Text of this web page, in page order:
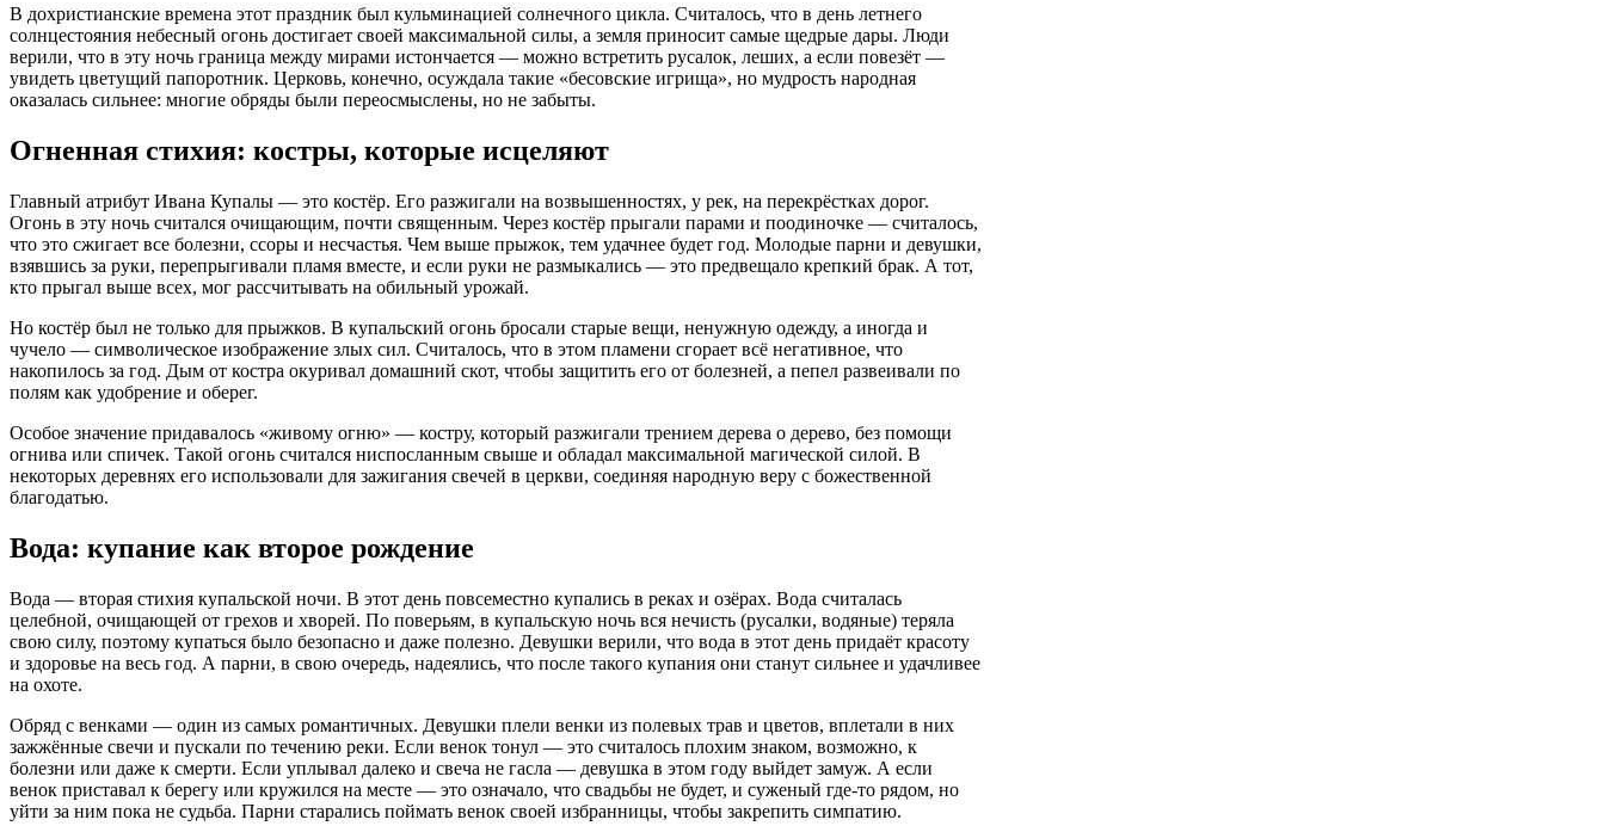
В дохристианские времена этот праздник был кульминацией солнечного цикла. Считалось, что в день летнего
солнцестояния небесный огонь достигает своей максимальной силы, а земля приносит самые щедрые дары. Люди
верили, что в эту ночь граница между мирами истончается — можно встретить русалок, леших, а если повезёт —
увидеть цветущий папоротник. Церковь, конечно, осуждала такие «бесовские игрища», но мудрость народная
оказалась сильнее: многие обряды были переосмыслены, но не забыты.
Огненная стихия: костры, которые исцеляют
Главный атрибут Ивана Купалы — это костёр. Его разжигали на возвышенностях, у рек, на перекрёстках дорог.
Огонь в эту ночь считался очищающим, почти священным. Через костёр прыгали парами и поодиночке — считалось,
что это сжигает все болезни, ссоры и несчастья. Чем выше прыжок, тем удачнее будет год. Молодые парни и девушки,
взявшись за руки, перепрыгивали пламя вместе, и если руки не размыкались — это предвещало крепкий брак. А тот,
кто прыгал выше всех, мог рассчитывать на обильный урожай.
Но костёр был не только для прыжков. В купальский огонь бросали старые вещи, ненужную одежду, а иногда и
чучело — символическое изображение злых сил. Считалось, что в этом пламени сгорает всё негативное, что
накопилось за год. Дым от костра окуривал домашний скот, чтобы защитить его от болезней, а пепел развеивали по
полям как удобрение и оберег.
Особое значение придавалось «живому огню» — костру, который разжигали трением дерева о дерево, без помощи
огнива или спичек. Такой огонь считался ниспосланным свыше и обладал максимальной магической силой. В
некоторых деревнях его использовали для зажигания свечей в церкви, соединяя народную веру с божественной
благодатью.
Вода: купание как второе рождение
Вода — вторая стихия купальской ночи. В этот день повсеместно купались в реках и озёрах. Вода считалась
целебной, очищающей от грехов и хворей. По поверьям, в купальскую ночь вся нечисть (русалки, водяные) теряла
свою силу, поэтому купаться было безопасно и даже полезно. Девушки верили, что вода в этот день придаёт красоту
и здоровье на весь год. А парни, в свою очередь, надеялись, что после такого купания они станут сильнее и удачливее
на охоте.
Обряд с венками — один из самых романтичных. Девушки плели венки из полевых трав и цветов, вплетали в них
зажжённые свечи и пускали по течению реки. Если венок тонул — это считалось плохим знаком, возможно, к
болезни или даже к смерти. Если уплывал далеко и свеча не гасла — девушка в этом году выйдет замуж. А если
венок приставал к берегу или кружился на месте — это означало, что свадьбы не будет, и суженый где-то рядом, но
уйти за ним пока не судьба. Парни старались поймать венок своей избранницы, чтобы закрепить симпатию.